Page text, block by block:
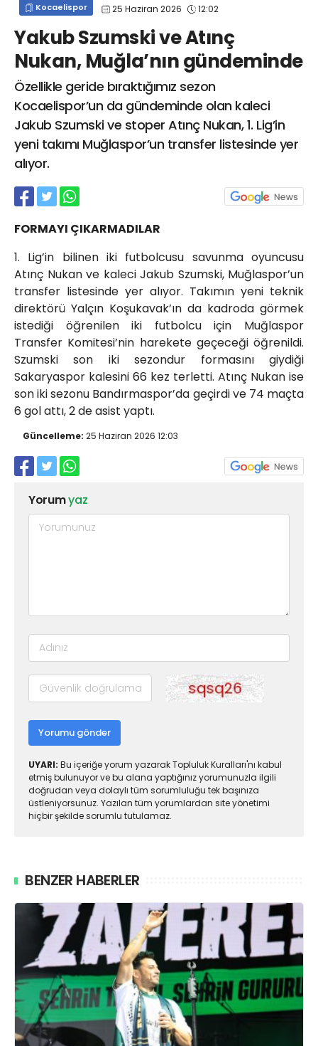
Kocaelispor 25 Haziran 2026 12:02
Yakub Szumski ve Atınç
Nukan, Muğla’nın gündeminde
Özellikle geride bıraktığımız sezon
Kocaelispor’un da gündeminde olan kaleci
Jakub Szumski ve stoper Atınç Nukan, 1. Lig’in
yeni takımı Muğlaspor’un transfer listesinde yer
alıyor.
FORMAYI ÇIKARMADILAR
1. Lig’in bilinen iki futbolcusu savunma oyuncusu
Atınç Nukan ve kaleci Jakub Szumski, Muğlaspor’un
transfer listesinde yer alıyor. Takımın yeni teknik
direktörü Yalçın Koşukavak’ın da kadroda görmek
istediği öğrenilen iki futbolcu için Muğlaspor
Transfer Komitesi’nin harekete geçeceği öğrenildi.
Szumski son iki sezondur formasını giydiği
Sakaryaspor kalesini 66 kez terletti. Atınç Nukan ise
son iki sezonu Bandırmaspor’da geçirdi ve 74 maçta
6 gol attı, 2 de asist yaptı.
Güncelleme: 25 Haziran 2026 12:03
Yorumyaz
Yorumu gönder
UYARI: Bu içeriğe yorum yazarak Topluluk Kuralları'nı kabul
etmiş bulunuyor ve bu alana yaptığınız yorumunuzla ilgili
doğrudan veya dolaylı tüm sorumluluğu tek başınıza
üstleniyorsunuz. Yazılan tüm yorumlardan site yönetimi
hiçbir şekilde sorumlu tutulamaz.
BENZER HABERLER
info@spor41.com